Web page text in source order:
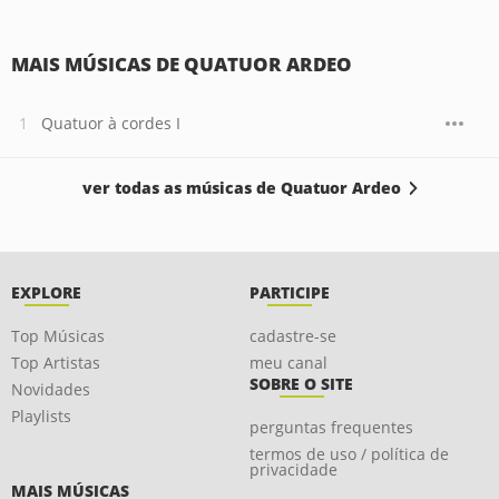
MAIS MÚSICAS DE QUATUOR ARDEO
Quatuor à cordes I
ver todas as músicas de Quatuor Ardeo
EXPLORE
Top Músicas
Top Artistas
Novidades
Playlists
PARTICIPE
cadastre-se
meu canal
SOBRE O SITE
perguntas frequentes
termos de uso / política de
privacidade
MAIS MÚSICAS